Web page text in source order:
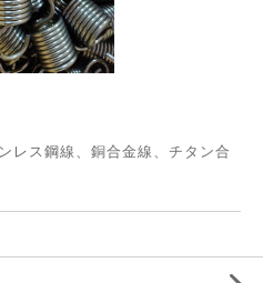
ス鋼線、銅合金線、チタン合